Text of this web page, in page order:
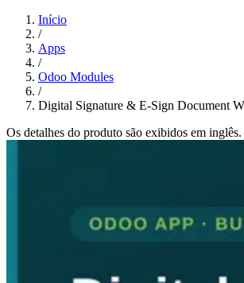
Início
/
Apps
/
Odoo Modules
/
Digital Signature & E-Sign Document
Os detalhes do produto são exibidos em